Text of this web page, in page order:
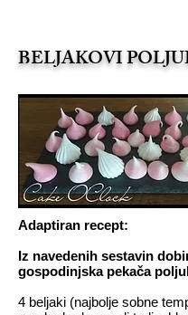
BELJAKOVI
Adaptiran recept:
Iz navedenih sestavin
gospodinjska pekača
4 beljaki (najbolje sobne